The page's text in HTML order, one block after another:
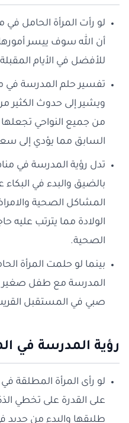
لو رأت المرأة الحامل
أن الله سوف ييسر
للأفضل في الأيام
تفسير حلم المدرسة في
ويشير إلى حدوث الكثير من
من جميع النواحي
السابق مما يؤدي إلى
تدل رؤية المدرسة في
بالضيق والبدء في
المشاكل الصحية
الولادة مما يترتب عليه
الصحية.
بينما لو حلمت المرأة
المدرسة مع طفل صغير
صبي في المستقبل
رؤية المدرسة في
لو رأى المرأة المطلقة
على القدرة على تخطي
طليقها والبدء من جديد